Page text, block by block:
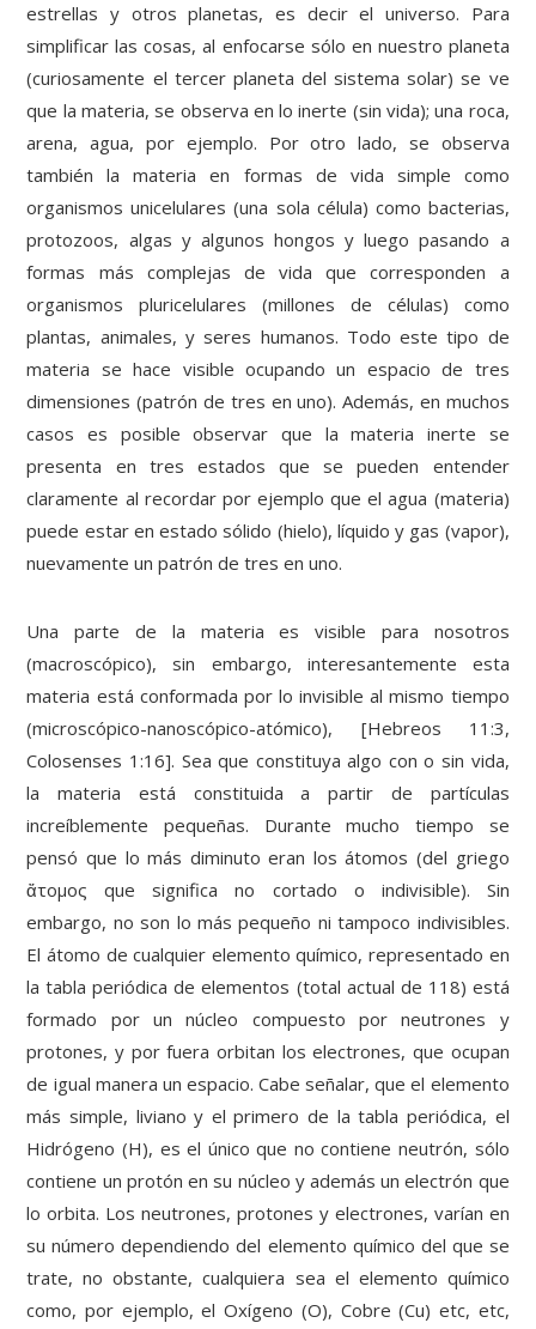
estrellas y otros planetas, es decir el universo. Para
simplificar las cosas, al enfocarse sólo en nuestro planeta
(curiosamente el tercer planeta del sistema solar) se ve
que la materia, se observa en lo inerte (sin vida); una roca,
arena, agua, por ejemplo. Por otro lado, se observa
también la materia en formas de vida simple como
organismos unicelulares (una sola célula) como bacterias,
protozoos, algas y algunos hongos y luego pasando a
formas más complejas de vida que corresponden a
organismos pluricelulares (millones de células) como
plantas, animales, y seres humanos. Todo este tipo de
materia se hace visible ocupando un espacio de tres
dimensiones (patrón de tres en uno). Además, en muchos
casos es posible observar que la materia inerte se
presenta en tres estados que se pueden entender
claramente al recordar por ejemplo que el agua (materia)
puede estar en estado sólido (hielo), líquido y gas (vapor),
nuevamente un patrón de tres en uno.
Una parte de la materia es visible para nosotros
(macroscópico), sin embargo, interesantemente esta
materia está conformada por lo invisible al mismo tiempo
(microscópico-nanoscópico-atómico), [Hebreos 11:3,
Colosenses 1:16]. Sea que constituya algo con o sin vida,
la materia está constituida a partir de partículas
increíblemente pequeñas. Durante mucho tiempo se
pensó que lo más diminuto eran los átomos (del griego
ἄτομος que significa no cortado o indivisible). Sin
embargo, no son lo más pequeño ni tampoco indivisibles.
El átomo de cualquier elemento químico, representado en
la tabla periódica de elementos (total actual de 118) está
formado por un núcleo compuesto por neutrones y
protones, y por fuera orbitan los electrones, que ocupan
de igual manera un espacio. Cabe señalar, que el elemento
más simple, liviano y el primero de la tabla periódica, el
Hidrógeno (H), es el único que no contiene neutrón, sólo
contiene un protón en su núcleo y además un electrón que
lo orbita. Los neutrones, protones y electrones, varían en
su número dependiendo del elemento químico del que se
trate, no obstante, cualquiera sea el elemento químico
como, por ejemplo, el Oxígeno (O), Cobre (Cu) etc, etc,